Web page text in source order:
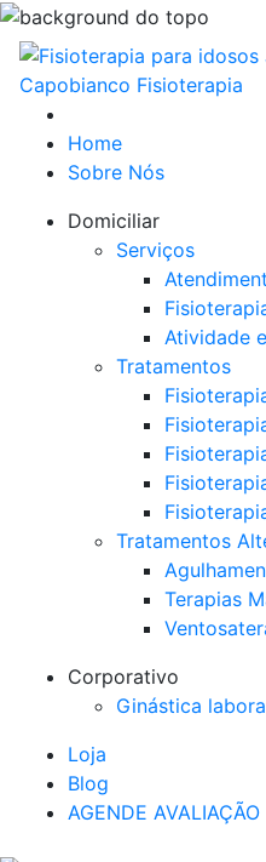
Home
Sobre Nós
Domiciliar
Serviços
Atividade
Tratamentos
Tratamentos
Terapias
Corporativo
Ginástica
Loja
Blog
AGENDE AVALIAÇÃO